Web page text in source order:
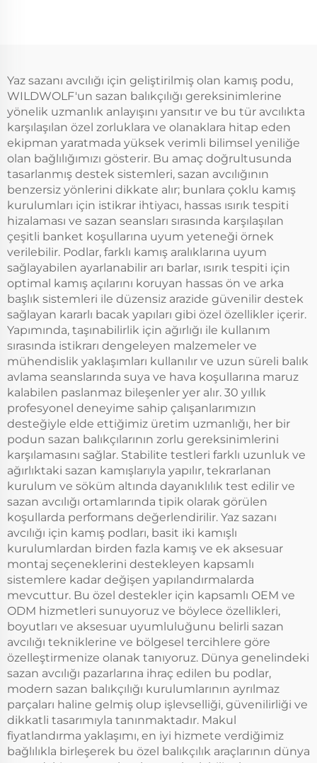
Yaz sazanı avcılığı için geliştirilmiş olan kamış podu,
WILDWOLF'un sazan balıkçılığı gereksinimlerine
yönelik uzmanlık anlayışını yansıtır ve bu tür avcılıkta
karşılaşılan özel zorluklara ve olanaklara hitap eden
ekipman yaratmada yüksek verimli bilimsel yeniliğe
olan bağlılığımızı gösterir. Bu amaç doğrultusunda
tasarlanmış destek sistemleri, sazan avcılığının
benzersiz yönlerini dikkate alır; bunlara çoklu kamış
kurulumları için istikrar ihtiyacı, hassas ısırık tespiti
hizalaması ve sazan seansları sırasında karşılaşılan
çeşitli banket koşullarına uyum yeteneği örnek
verilebilir. Podlar, farklı kamış aralıklarına uyum
sağlayabilen ayarlanabilir arı barlar, ısırık tespiti için
optimal kamış açılarını koruyan hassas ön ve arka
başlık sistemleri ile düzensiz arazide güvenilir destek
sağlayan kararlı bacak yapıları gibi özel özellikler içerir.
Yapımında, taşınabilirlik için ağırlığı ile kullanım
sırasında istikrarı dengeleyen malzemeler ve
mühendislik yaklaşımları kullanılır ve uzun süreli balık
avlama seanslarında suya ve hava koşullarına maruz
kalabilen paslanmaz bileşenler yer alır. 30 yıllık
profesyonel deneyime sahip çalışanlarımızın
desteğiyle elde ettiğimiz üretim uzmanlığı, her bir
podun sazan balıkçılarının zorlu gereksinimlerini
karşılamasını sağlar. Stabilite testleri farklı uzunluk ve
ağırlıktaki sazan kamışlarıyla yapılır, tekrarlanan
kurulum ve söküm altında dayanıklılık test edilir ve
sazan avcılığı ortamlarında tipik olarak görülen
koşullarda performans değerlendirilir. Yaz sazanı
avcılığı için kamış podları, basit iki kamışlı
kurulumlardan birden fazla kamış ve ek aksesuar
montaj seçeneklerini destekleyen kapsamlı
sistemlere kadar değişen yapılandırmalarda
mevcuttur. Bu özel destekler için kapsamlı OEM ve
ODM hizmetleri sunuyoruz ve böylece özellikleri,
boyutları ve aksesuar uyumluluğunu belirli sazan
avcılığı tekniklerine ve bölgesel tercihlere göre
özelleştirmenize olanak tanıyoruz. Dünya genelindeki
sazan avcılığı pazarlarına ihraç edilen bu podlar,
modern sazan balıkçılığı kurulumlarının ayrılmaz
parçaları haline gelmiş olup işlevselliği, güvenilirliği ve
dikkatli tasarımıyla tanınmaktadır. Makul
fiyatlandırma yaklaşımı, en iyi hizmete verdiğimiz
bağlılıkla birleşerek bu özel balıkçılık araçlarının dünya